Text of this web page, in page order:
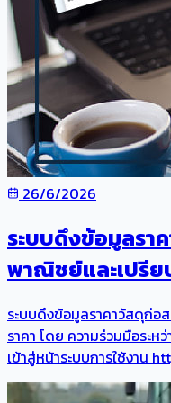
26/6/2026
ระบบดึงข้อมูลรา
พาณิชย์และเปรีย
ระบบดึงข้อมูลราคาวัสดุก่อ
ราคา โดย ความร่วมมือระ
เข้าสู่หน้าระบบการใช้งาน